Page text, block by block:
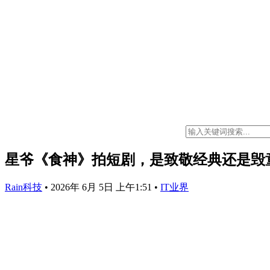
星爷《食神》拍短剧，是致敬经典还是毁
Rain科技 • 2026年 6月 5日 上午1:51 • IT业界